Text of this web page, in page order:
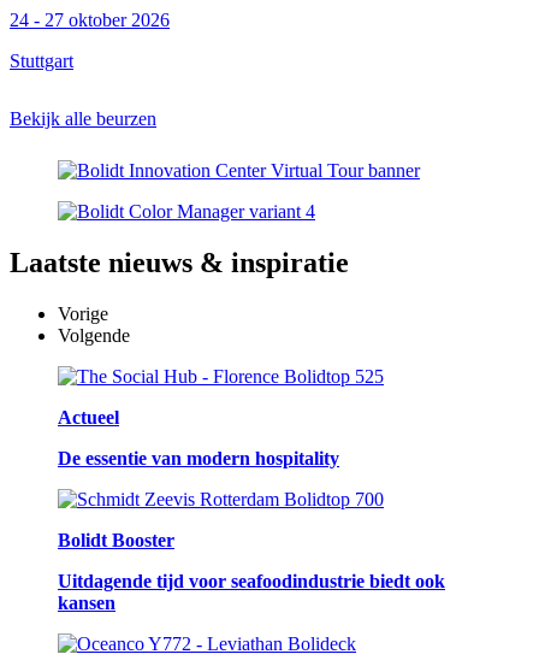
24 - 27 oktober 2026
Stuttgart
Bekijk alle beurzen
Laatste nieuws & inspiratie
Vorige
Volgende
Actueel
De essentie van modern hospitality
Bolidt Booster
Uitdagende tijd voor seafoodindustrie biedt ook
kansen